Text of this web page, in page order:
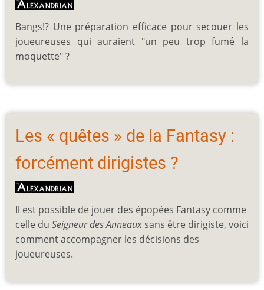
Bangs!? Une préparation efficace pour secouer les
joueureuses qui auraient "un peu trop fumé la
moquette" ?
Les « quêtes » de la Fantasy :
forcément dirigistes ?
Il est possible de jouer des épopées Fantasy comme
celle du Seigneur des Anneaux sans être dirigiste, voici
comment accompagner les décisions des
joueureuses.